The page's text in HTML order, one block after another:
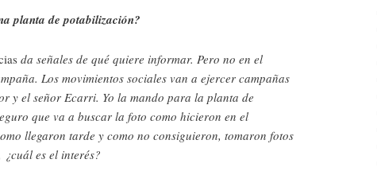
planta de potabilización?
da señales de qué quiere informar. Pero no en el
Los movimientos sociales van a ejercer campañas
y el señor Ecarri. Yo la mando para la planta de
que va a buscar la foto como hicieron en el
llegaron tarde y como no consiguieron, tomaron fotos
es el interés?